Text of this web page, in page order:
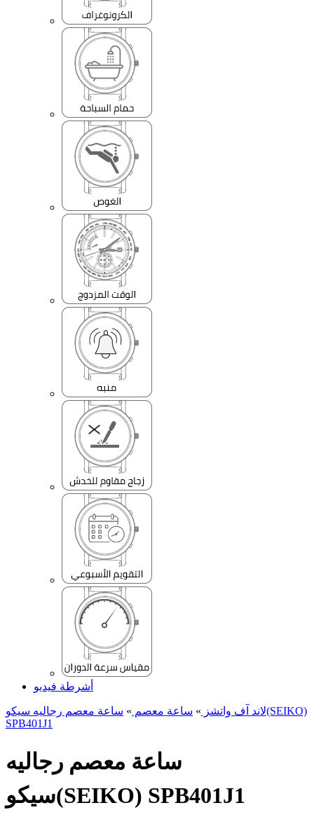
أشرطة فيديو
لاند آف واتشز » ساعة معصم » ساعة معصم رجالیه سیکو(SEIKO)
SPB401J1
ساعة معصم رجالیه
سیکو(SEIKO) SPB401J1